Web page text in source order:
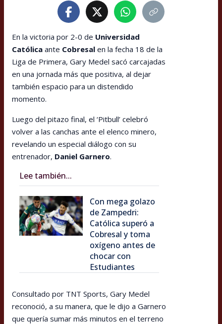
En la victoria por 2-0 de Universidad
Católica ante Cobresal en la fecha 18 de la
Liga de Primera, Gary Medel sacó carcajadas
en una jornada más que positiva, al dejar
también espacio para un distendido
momento.
Luego del pitazo final, el ‘Pitbull’ celebró
volver a las canchas ante el elenco minero,
revelando un especial diálogo con su
entrenador, Daniel Garnero.
Lee también...
Con mega golazo
de Zampedri:
Católica superó a
Cobresal y toma
oxígeno antes de
chocar con
Estudiantes
Consultado por TNT Sports, Gary Medel
reconoció, a su manera, que le dijo a Garnero
que quería sumar más minutos en el terreno